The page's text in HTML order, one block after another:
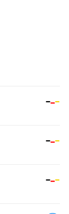
06:00-20:00
07:00-20:00